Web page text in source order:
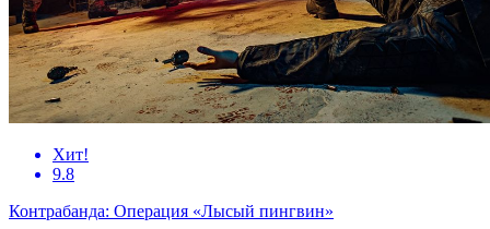
Хит!
9.8
Контрабанда: Операция «Лысый пингвин»